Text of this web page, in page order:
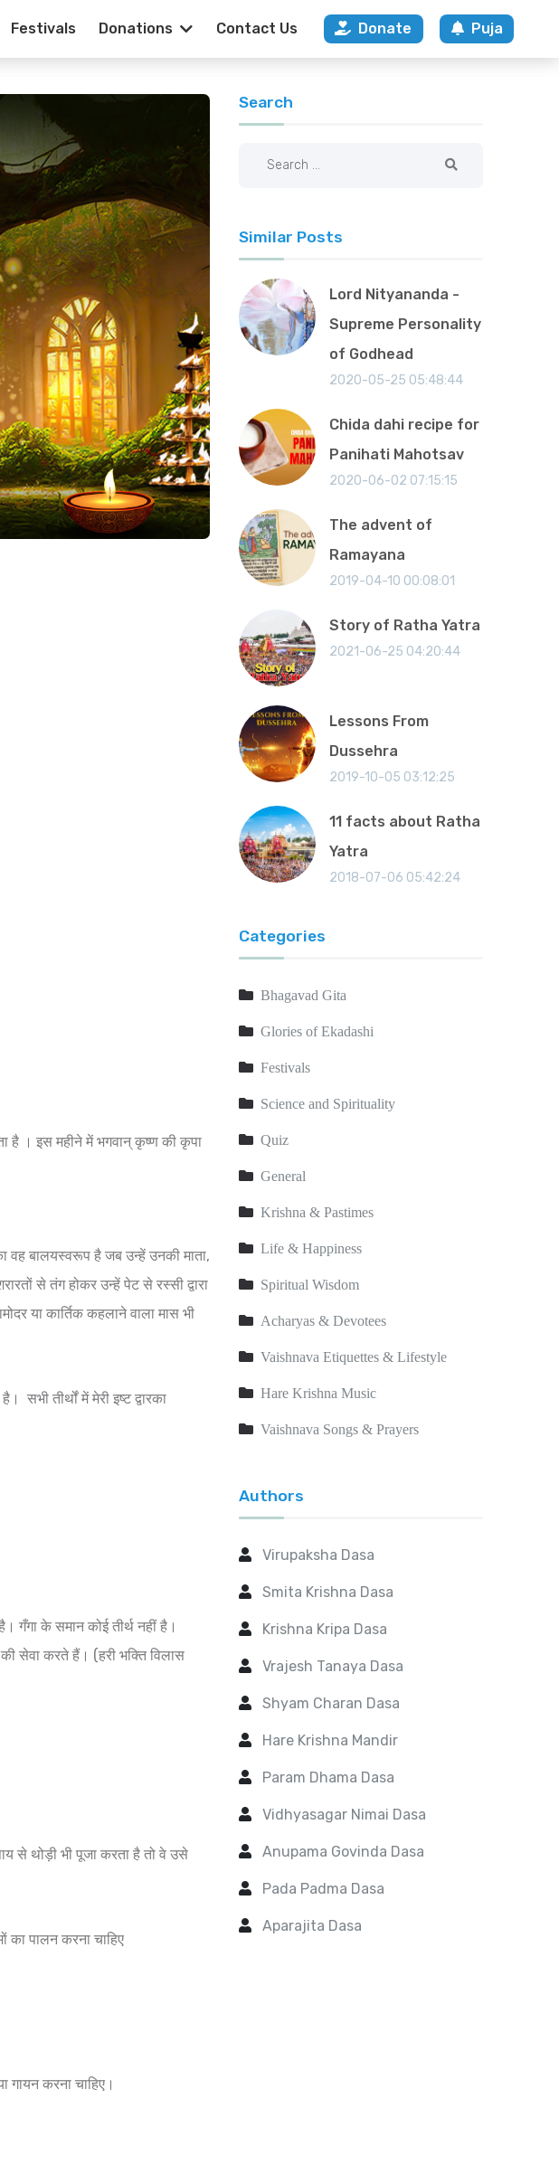
Festivals Donations Contact Us Donate Puja
है । इस महीने में भगवान् कृष्ण की कृपा
वह बालयस्वरूप है जब उन्हें उनकी माता,
से तंग होकर उन्हें पेट से रस्सी द्वारा
या कार्तिक कहलाने वाला मास भी
तीर्थों में मेरी इष्ट द्वारका
गँगा के समान कोई तीर्थ नहीं है।
की सेवा करते हैं। (हरी भक्ति विलास
से थोड़ी भी पूजा करता है तो वे उसे
का पालन करना चाहिए
गायन करना चाहिए।
Search
Similar Posts
Lord Nityananda -
Supreme Personality
of Godhead
2020-05-25 05:48:44
Chida dahi recipe for
Panihati Mahotsav
2020-06-02 07:15:15
The advent of
Ramayana
2019-04-10 00:08:01
Story of Ratha Yatra
2021-06-25 04:20:44
Lessons From
Dussehra
2019-10-05 03:12:25
11 facts about Ratha
Yatra
2018-07-06 05:42:24
Categories
Bhagavad Gita
Glories of Ekadashi
Festivals
Science and Spirituality
Quiz
General
Krishna & Pastimes
Life & Happiness
Spiritual Wisdom
Acharyas & Devotees
Vaishnava Etiquettes & Lifestyle
Hare Krishna Music
Vaishnava Songs & Prayers
Authors
Virupaksha Dasa
Smita Krishna Dasa
Krishna Kripa Dasa
Vrajesh Tanaya Dasa
Shyam Charan Dasa
Hare Krishna Mandir
Param Dhama Dasa
Vidhyasagar Nimai Dasa
Anupama Govinda Dasa
Pada Padma Dasa
Aparajita Dasa